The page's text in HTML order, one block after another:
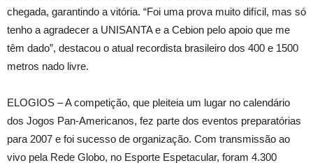
chegada, garantindo a vitória. “Foi uma prova muito difícil, mas só
tenho a agradecer a UNISANTA e a Cebion pelo apoio que me
têm dado”, destacou o atual recordista brasileiro dos 400 e 1500
metros nado livre.
ELOGIOS – A competição, que pleiteia um lugar no calendário
dos Jogos Pan-Americanos, fez parte dos eventos preparatórias
para 2007 e foi sucesso de organização. Com transmissão ao
vivo pela Rede Globo, no Esporte Espetacular, foram 4.300